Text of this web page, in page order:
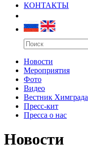
КОНТАКТЫ
Новости
Мероприятия
Фото
Видео
Вестник Химграда
Пресс-кит
Пресса о нас
Новости